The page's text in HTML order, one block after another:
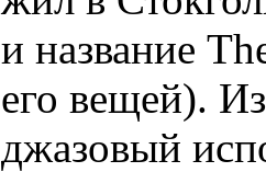
и название
его вещей).
джазовый